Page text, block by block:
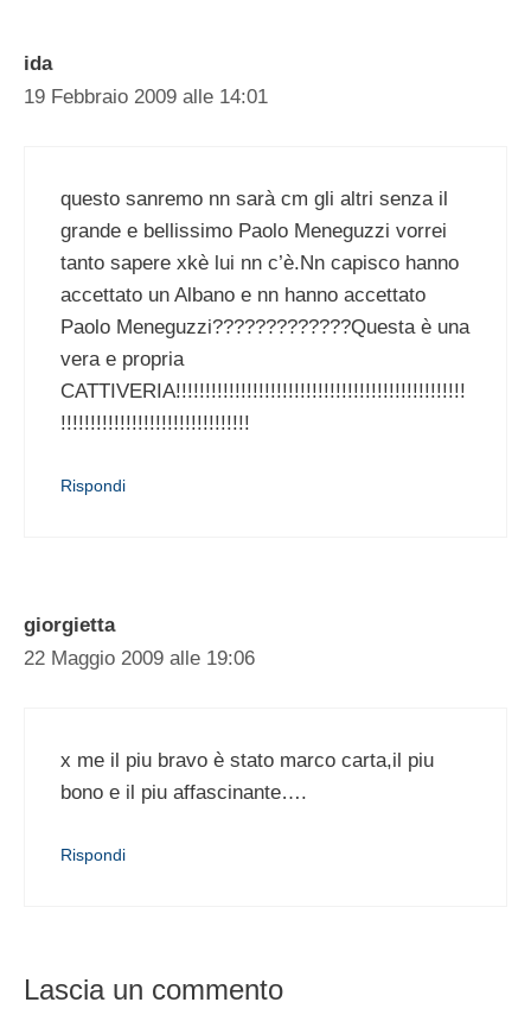
ida
19 Febbraio 2009 alle 14:01
questo sanremo nn sarà cm gli altri senza il
grande e bellissimo Paolo Meneguzzi vorrei
tanto sapere xkè lui nn c’è.Nn capisco hanno
accettato un Albano e nn hanno accettato
Paolo Meneguzzi?????????????Questa è una
vera e propria
CATTIVERIA!!!!!!!!!!!!!!!!!!!!!!!!!!!!!!!!!!!!!!!!!!!!!!!!!
!!!!!!!!!!!!!!!!!!!!!!!!!!!!!!!!
Rispondi
giorgietta
22 Maggio 2009 alle 19:06
x me il piu bravo è stato marco carta,il piu
bono e il piu affascinante….
Rispondi
Lascia un commento